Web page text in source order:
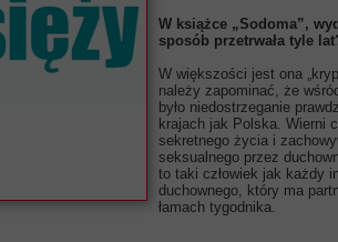
W książce „Sodoma”,
sposób przetrwała tyle
W większości jest ona
należy zapominać, że
było niedostrzeganie
krajach jak Polska. Wierni
sekretnego życia i
seksualnego przez
to taki człowiek jak każdy
duchownego, który ma
łamach tygodnika.